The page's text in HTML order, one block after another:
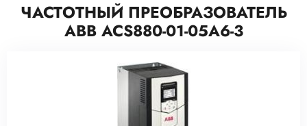
ЧАСТОТНЫЙ ПРЕОБРАЗОВАТЕЛЬ
ABB ACS880-01-05A6-3